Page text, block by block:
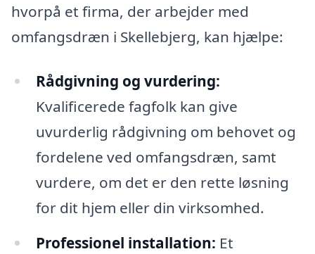
hvorpå et firma, der arbejder med
omfangsdræn i Skellebjerg, kan hjælpe:
Rådgivning og vurdering:
Kvalificerede fagfolk kan give
uvurderlig rådgivning om behovet og
fordelene ved omfangsdræn, samt
vurdere, om det er den rette løsning
for dit hjem eller din virksomhed.
Professionel installation: Et